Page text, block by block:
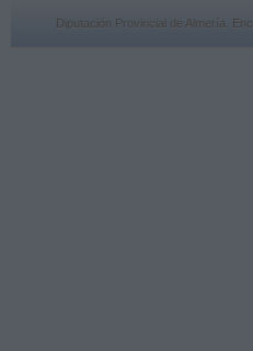
Diputación Provincial de Almería.